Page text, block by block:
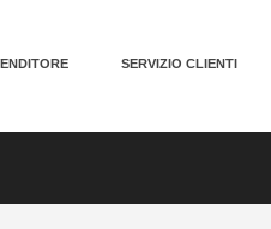
SERVIZIO CLIENTI